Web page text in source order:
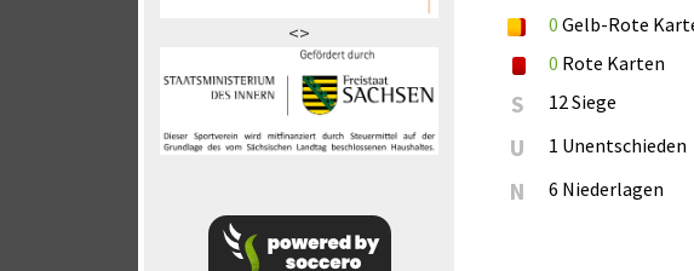
<>
0 Gelb-Rote
0 Rote Karten
S 12 Siege
U 1 Unentschieden
N 6 Niederlagen